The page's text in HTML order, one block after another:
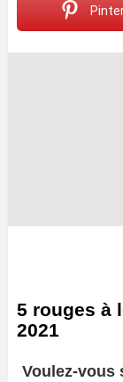
5 rouges à
2021
Voulez-vous